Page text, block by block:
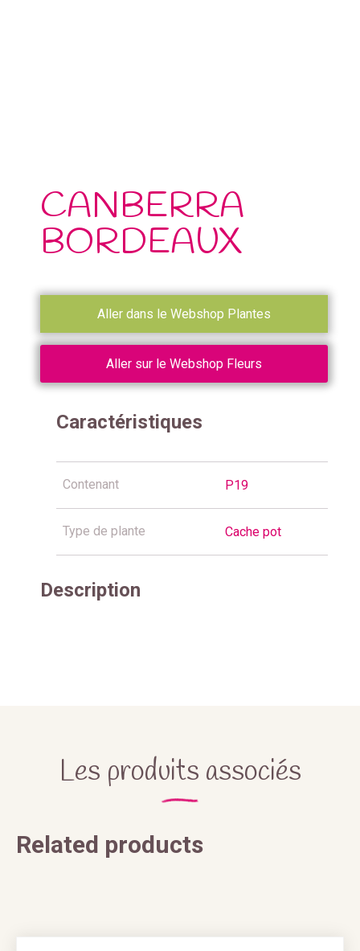
CANBERRA
BORDEAUX
Aller dans le Webshop Plantes
Aller sur le Webshop Fleurs
Caractéristiques
Contenant P19
Type de plante Cache pot
Description
Les produits associés
Related products